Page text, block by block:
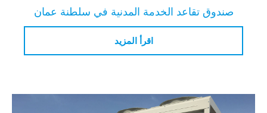
صندوق تقاعد الخدمة المدنية في سلطنة عمان
اقرأ المزيد